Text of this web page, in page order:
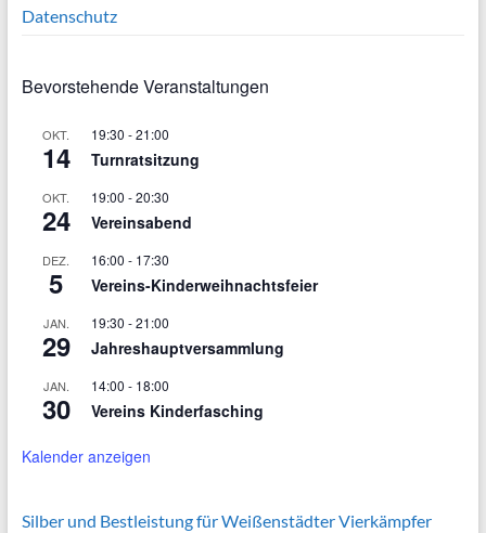
Datenschutz
Bevorstehende Veranstaltungen
OKT.
14
19:30 -21:00
Turnratsitzung
OKT.
24
19:00 -20:30
Vereinsabend
DEZ.
5
16:00 - 17:30
Vereins-Kinderweihnachtsfeier
JAN.
29
19:30 -21:00
Jahreshauptversammlung
JAN.
30
14:00 - 18:00
Vereins Kinderfasching
Kalender anzeigen
Silber und Bestleistung für Weißenstädter Vierkämpfer